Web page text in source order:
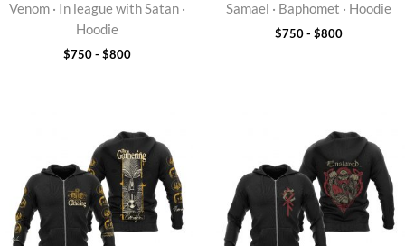
Venom · In league with Satan ·
Hoodie
$750 - $800
Samael · Baphomet · Hoodie
$750 - $800
precios:
desde
$750
hasta
$800
precios:
desde
$750
hasta
$800